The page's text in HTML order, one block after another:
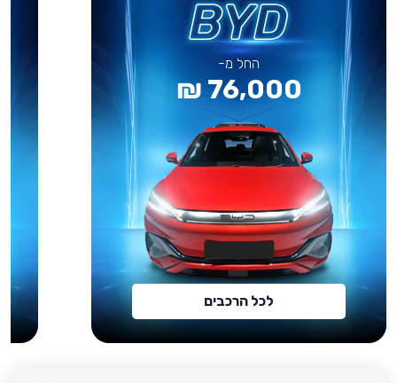
החל מ-
76,000 ₪
לכל הרכבים